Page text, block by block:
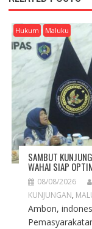
I
G
A
T
O
Hukum Maluku
SAMBUT
WAHAI SIAP
08/08/2026
KUNJUNGAN,
Ambon,